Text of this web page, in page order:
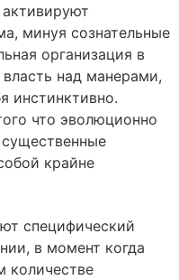
минуя сознательные
организация в
над манерами,
инстинктивно.
что эволюционно
крайне
специфический
в момент когда
количестве